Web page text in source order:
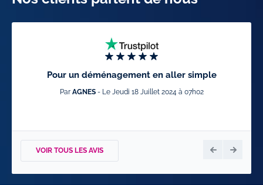
Pour un déménagement en aller simple
Par AGNES- Le Jeudi 18 Juillet 2024 à 07h02
VOIR TOUS LES AVIS